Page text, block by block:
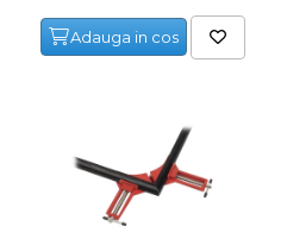
Adauga in cos